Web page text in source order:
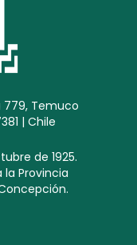
779, Temuco
| Chile
de 1925.
Provincia